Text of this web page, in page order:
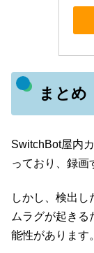
まとめ
SwitchBot屋内
っており、録画
しかし、検出し
ムラグが起き
能性があります。